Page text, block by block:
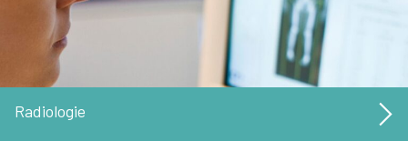
Radiologie